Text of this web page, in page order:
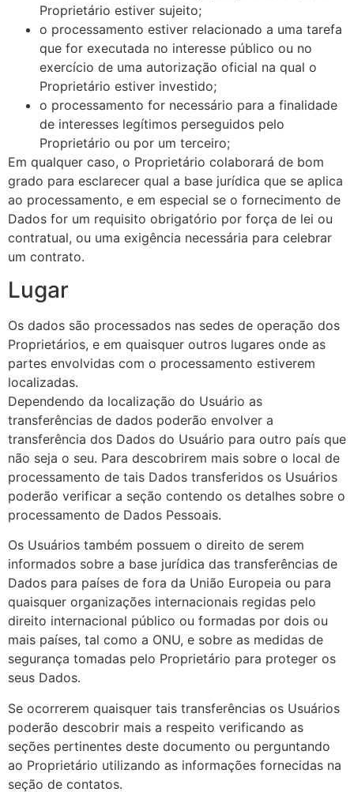
Proprietário estiver sujeito;
o processamento estiver relacionado a uma tarefa
que for executada no interesse público ou no
exercício de uma autorização oficial na qual o
Proprietário estiver investido;
o processamento for necessário para a finalidade
de interesses legítimos perseguidos pelo
Proprietário ou por um terceiro;
Em qualquer caso, o Proprietário colaborará de bom
grado para esclarecer qual a base jurídica que se aplica
ao processamento, e em especial se o fornecimento de
Dados for um requisito obrigatório por força de lei ou
contratual, ou uma exigência necessária para celebrar
um contrato.
Lugar
Os dados são processados nas sedes de operação dos
Proprietários, e em quaisquer outros lugares onde as
partes envolvidas com o processamento estiverem
localizadas.
Dependendo da localização do Usuário as
transferências de dados poderão envolver a
transferência dos Dados do Usuário para outro país que
não seja o seu. Para descobrirem mais sobre o local de
processamento de tais Dados transferidos os Usuários
poderão verificar a seção contendo os detalhes sobre o
processamento de Dados Pessoais.
Os Usuários também possuem o direito de serem
informados sobre a base jurídica das transferências de
Dados para países de fora da União Europeia ou para
quaisquer organizações internacionais regidas pelo
direito internacional público ou formadas por dois ou
mais países, tal como a ONU, e sobre as medidas de
segurança tomadas pelo Proprietário para proteger os
seus Dados.
Se ocorrerem quaisquer tais transferências os Usuários
poderão descobrir mais a respeito verificando as
seções pertinentes deste documento ou perguntando
ao Proprietário utilizando as informações fornecidas na
seção de contatos.